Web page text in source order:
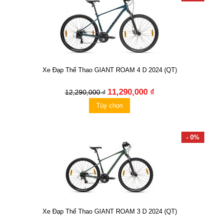
Xe Đạp Thể Thao GIANT ROAM 4 D 2024 (QT)
12,290,000 ₫ 11,290,000 ₫
Tùy chọn
- 0%
Xe Đạp Thể Thao GIANT ROAM 3 D 2024 (QT)